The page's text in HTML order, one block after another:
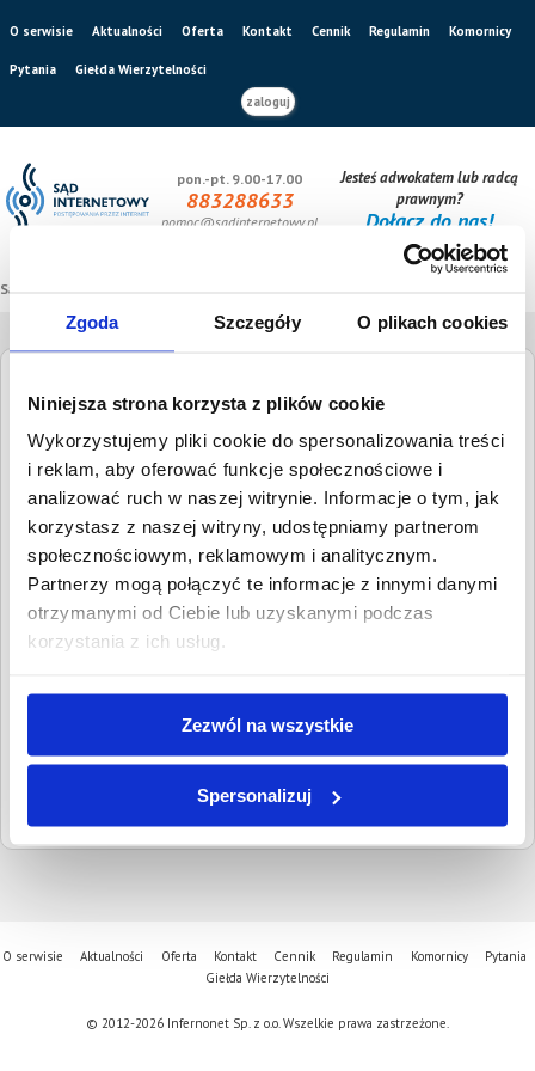
Zgoda Szczegóły O plikach cookies
Niniejsza strona korzysta z plików cookie
Wykorzystujemy pliki cookie do spersonalizowania treści
i reklam, aby oferować funkcje społecznościowe i
analizować ruch w naszej witrynie. Informacje o tym, jak
korzystasz z naszej witryny, udostępniamy partnerom
społecznościowym, reklamowym i analitycznym.
Partnerzy mogą połączyć te informacje z innymi danymi
otrzymanymi od Ciebie lub uzyskanymi podczas
korzystania z ich usług.
Zezwól na wszystkie
Spersonalizuj
O serwisie Aktualności Oferta Kontakt Cennik Regulamin Komornicy
Pytania
Giełda Wierzytelności
zaloguj
pon.-pt. 9.00-17.00
883288633
pomoc@sadinternetowy.pl
Jesteś adwokatem lub radcą
prawnym?
Dołącz do nas!
Sąd internetowy
Giełda Wierzytelności
Szukaj dłużnika
Wpisz NIP, REGON, KRS, miejscowość, nazwę
dłużnika lub inną szukaną frazę
Wysokość długu
Wyczyść Szukaj
O serwisie Aktualności Oferta Kontakt Cennik Regulamin Komornicy
Pytania
Giełda Wierzytelności
© 2012-2026 Infernonet Sp. z o.o. Wszelkie prawa zastrzeżone.